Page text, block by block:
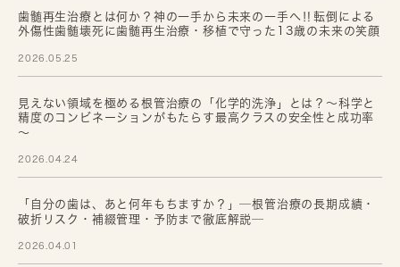
歯髄再生治療とは何か？神の一手から未来の一手へ‼転倒による
外傷性歯髄壊死に歯髄再生治療・移植で守った13歳の未来の笑顔
2026.05.25
見えない領域を極める根管治療の「化学的洗浄」とは？～科学と
精度のコンビネーションがもたらす最高クラスの安全性と成功率
～
2026.04.24
「自分の歯は、あと何年もちますか？」─根管治療の長期成績・
破折リスク・補綴管理・予防まで徹底解説─
2026.04.01